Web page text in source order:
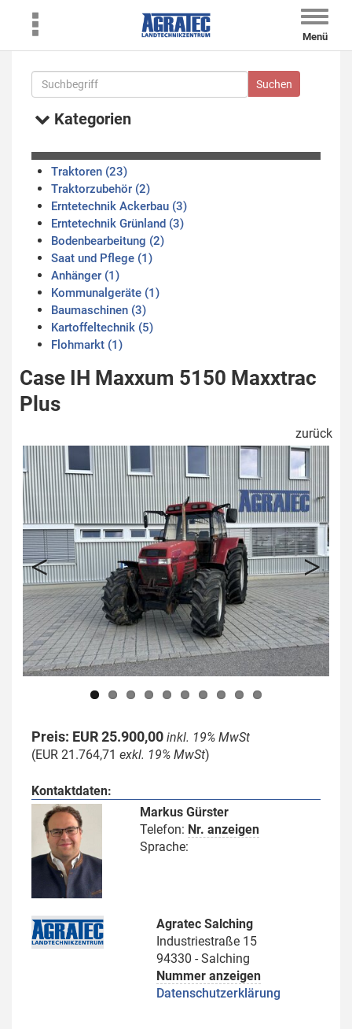
Toggle
Menü
Kategorien
Traktoren (23)
Traktorzubehör (2)
Erntetechnik Ackerbau (3)
Erntetechnik Grünland (3)
Bodenbearbeitung (2)
Saat und Pflege (1)
Anhänger (1)
Kommunalgeräte (1)
Baumaschinen (3)
Kartoffeltechnik (5)
Flohmarkt (1)
Case IH Maxxum 5150 Maxxtrac
Plus
zurück
Previous Next
Preis: EUR 25.900,00 inkl. 19% MwSt
(EUR 21.764,71 exkl. 19% MwSt)
Kontaktdaten:
Markus Gürster
Telefon: Nr. anzeigen
Sprache:
Agratec Salching
Industriestraße 15
94330 - Salching
Nummer anzeigen
Datenschutzerklärung